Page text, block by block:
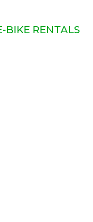
BIKE RENTALS